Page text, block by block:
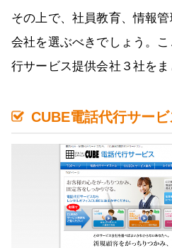
その上で、社員教育、情報
会社を選ぶべきでしょう。
行サービス提供会社３社をま
CUBE電話代行サービ